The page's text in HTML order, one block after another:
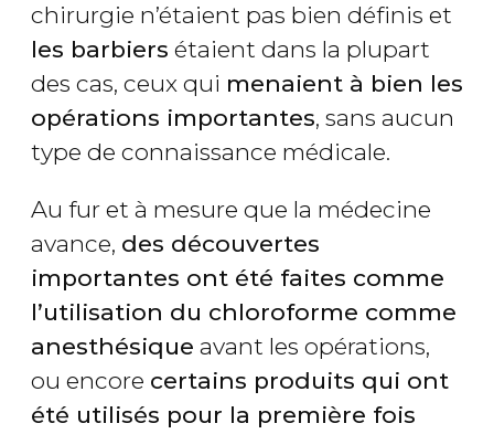
chirurgie n’étaient pas bien définis et
les barbiers étaient dans la plupart
des cas, ceux qui menaient à bien les
opérations importantes, sans aucun
type de connaissance médicale.
Au fur et à mesure que la médecine
avance, des découvertes
importantes ont été faites comme
l’utilisation du chloroforme comme
anesthésique avant les opérations,
ou encore certains produits qui ont
été utilisés pour la première fois